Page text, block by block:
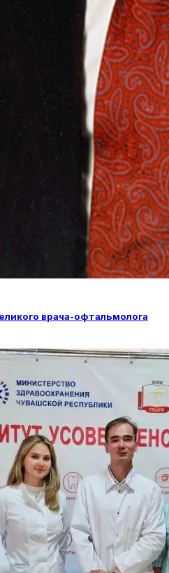
врача-офтальмолога